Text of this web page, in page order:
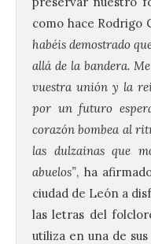
como hace Rodrigo
habéis demostrado
allá de la bandera.
vuestra unión y la
por un futuro
corazón bombea al
las dulzainas que
abuelos”, ha
ciudad de León a
las letras del
utiliza en una de sus